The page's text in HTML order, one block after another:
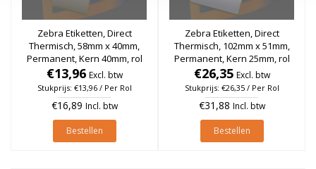
Zebra Etiketten, Direct
Thermisch, 58mm x 40mm,
Permanent, Kern 40mm, rol
à 1.000 stuks
€13,96 Excl. btw
Stukprijs: €13,96 / Per Rol
€16,89 Incl. btw
Bestellen
Zebra Etiketten, Direct
Thermisch, 102mm x 51mm,
Permanent, Kern 25mm, rol
à 1.370 stuks
€26,35 Excl. btw
Stukprijs: €26,35 / Per Rol
€31,88 Incl. btw
Bestellen